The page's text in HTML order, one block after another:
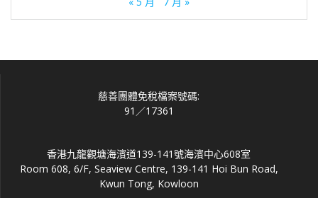
慈善團體免稅檔案號碼:
91／17361
香港九龍觀塘海濱道139-141號海濱中心608室
Room 608, 6/F, Seaview Centre, 139-141 Hoi Bun Road,
Kwun Tong, Kowloon